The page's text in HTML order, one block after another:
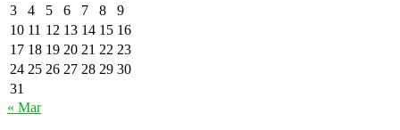
3
4 5 6 7 8
9
10 11 12 13 14 15 16
17 18 19 20 21 22 23
24 25 26 27 28 29 30
31
« Mar